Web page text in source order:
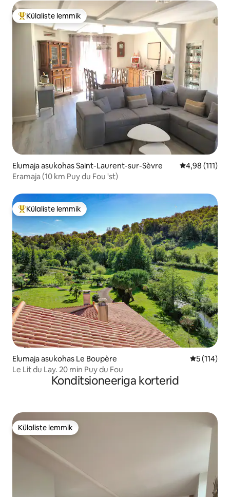
Külaliste suur lemmik
Külaliste lemmik
Elumaja asukohas Saint-Laurent-sur-Sèvre Keskmine
4,98 (111)
Eramaja (10 km Puy du Fou 'st)
Külaliste suur lemmik
Külaliste lemmik
Elumaja asukohas Le Boupère Keskmine
5 (114)
Le Lit du Lay. 20 min Puy du Fou
Konditsioneeriga korterid
Külaliste lemmik
Külaliste lemmik